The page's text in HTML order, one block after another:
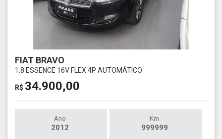
FIAT BRAVO
1.8 ESSENCE 16V FLEX 4P AUTOMÁTICO
R$ 34.900,00
Ano
2012
Km
999999